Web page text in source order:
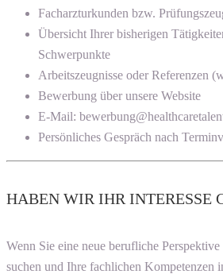
Facharzturkunden bzw.
Übersicht Ihrer bisherigen
Schwerpunkte
Arbeitszeugnisse oder Referenzen
Bewerbung über unsere Website
E-Mail:
Persönliches Gespräch nach
HABEN WIR IHR INTERESSE
Wenn Sie eine neue berufliche
suchen und Ihre fachlichen Kompetenzen